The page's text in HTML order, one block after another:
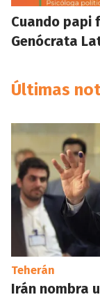
Cuando papi
Genócrata
Últimas
Teherán
Irán nombra